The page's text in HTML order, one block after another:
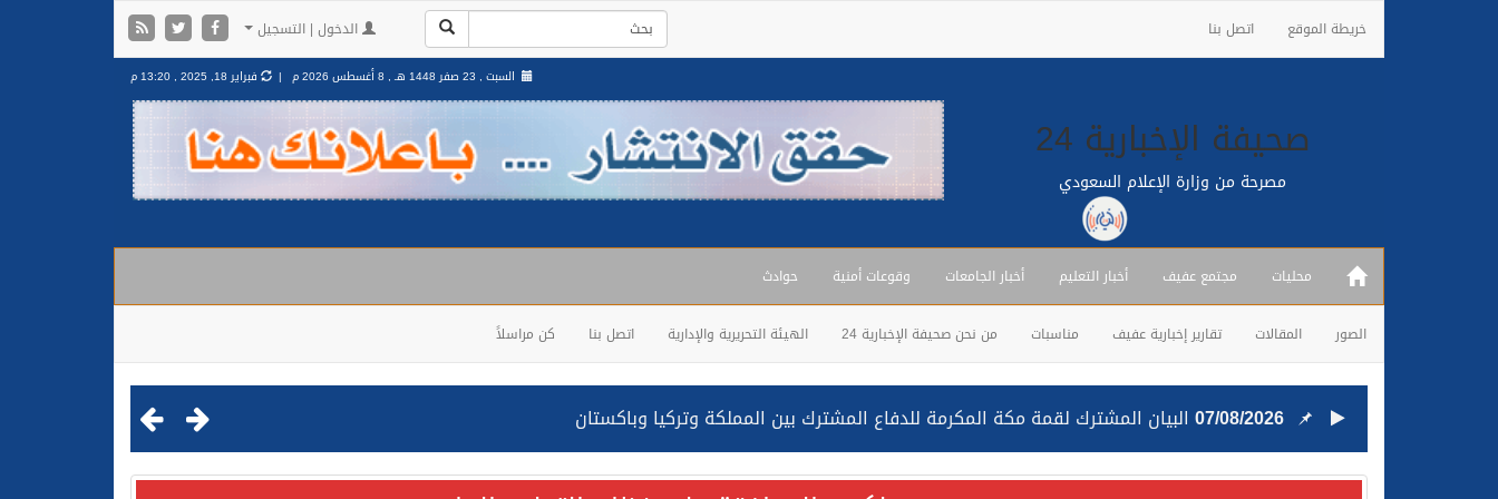
خريطة الموقع اتصل بنا الدخول | التسجيل
صحيفة الإخبارية 24
مصرحة من وزارة الإعلام السعودي
السبت , 23 صفر 1448 هـ , 8 أغسطس 2026 م | فبراير 18, 2025 , 13:20 م
محليات مجتمع عفيف أخبار التعليم أخبار الجامعات وقوعات أمنية حوادث
الصور المقالات تقارير إخبارية عفيف مناسبات من نحن صحيفة الإخبارية 24 الهيئة التحريرية والإدارية اتصل بنا كن مراسلاً
25/07/2026 قيادة القوات المشتركة للتحالف: نفذنا عملية رد عسكري متناسبة لأهداف عسكرية مشروعة تابعة للمليشيا الحوثية الإرهابية في محافظة الحديدة
24/07/2026مصدر مسؤول بالهيئة العامة للنقل: استهداف السفينة السعودية NCC MASA خلال إبحارها في البحر الأحمر نتج عنه إصابة طفيفة في بدنها